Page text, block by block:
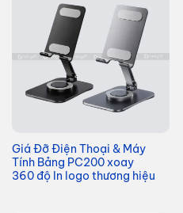
Giá Đỡ Điện Thoại & Máy
Tính Bảng PC200 xoay
360 độ In logo thương hiệu